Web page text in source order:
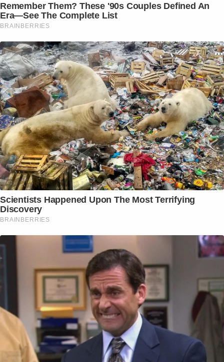
Remember Them? These '90s Couples Defined An
Era—See The Complete List
BRAINBERRIES
Scientists Happened Upon The Most Terrifying
Discovery
BRAINBERRIES